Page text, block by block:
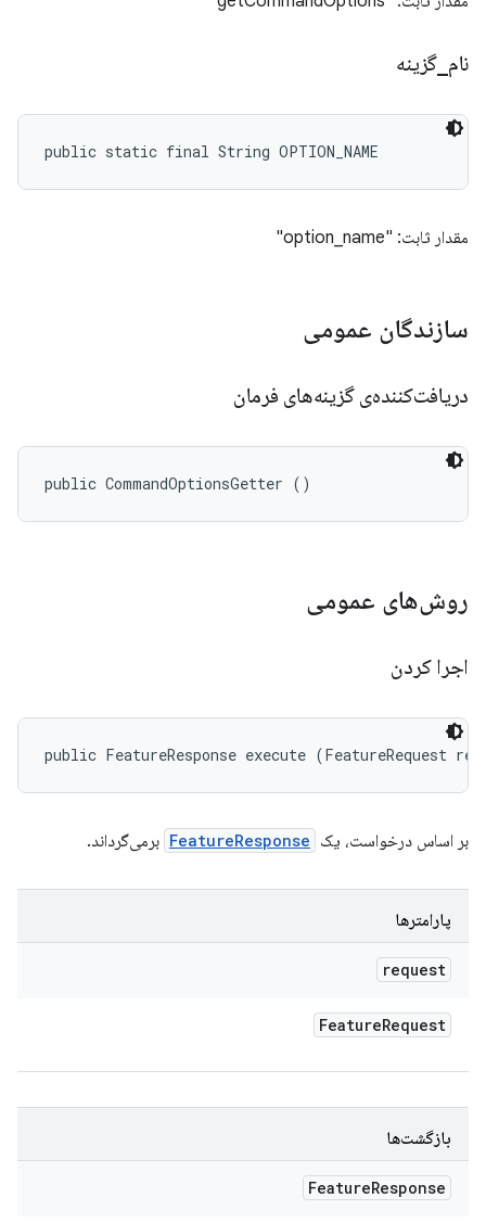
نام گزینه
public static final String OPTION_NAME
مقدار ثابت: "option_name"
سازندگان عمومی
دریافت‌کننده‌ی گزینه‌های فرمان
public CommandOptionsGetter ()
روش‌های عمومی
اجرا کردن
public FeatureResponse execute (FeatureRequest
بر اساس درخواست، یک FeatureResponse برمی‌گرداند.
پارامترها
request
FeatureRequest
بازگشت‌ها
FeatureResponse